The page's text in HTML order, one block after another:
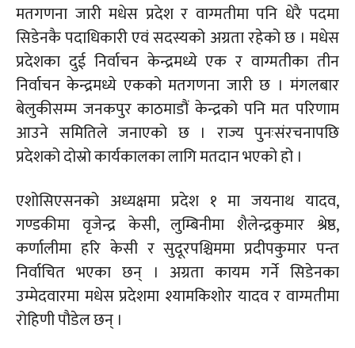
मतगणना जारी मधेस प्रदेश र वाग्मतीमा पनि धेरै पदमा
सिडेनकै पदाधिकारी एवं सदस्यको अग्रता रहेको छ । मधेस
प्रदेशका दुई निर्वाचन केन्द्रमध्ये एक र वाग्मतीका तीन
निर्वाचन केन्द्रमध्ये एकको मतगणना जारी छ । मंगलबार
बेलुकीसम्म जनकपुर काठमाडौं केन्द्रको पनि मत परिणाम
आउने समितिले जनाएको छ । राज्य पुनःसंरचनापछि
प्रदेशको दोस्रो कार्यकालका लागि मतदान भएको हो ।
एशोसिएसनको अध्यक्षमा प्रदेश १ मा जयनाथ यादव,
गण्डकीमा वृजेन्द्र केसी, लुम्बिनीमा शैलेन्द्रकुमार श्रेष्ठ,
कर्णालीमा हरि केसी र सुदूरपश्चिममा प्रदीपकुमार पन्त
निर्वाचित भएका छन् । अग्रता कायम गर्ने सिडेनका
उम्मेदवारमा मधेस प्रदेशमा श्यामकिशोर यादव र वाग्मतीमा
रोहिणी पौडेल छन् ।